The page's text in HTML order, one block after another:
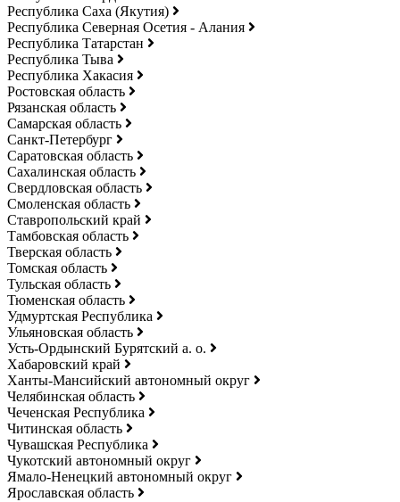
Республика Саха (Якутия)
Республика Северная Осетия - Алания
Республика Татарстан
Республика Тыва
Республика Хакасия
Ростовская область
Рязанская область
Самарская область
Санкт-Петербург
Саратовская область
Сахалинская область
Свердловская область
Смоленская область
Ставропольский край
Тамбовская область
Тверская область
Томская область
Тульская область
Тюменская область
Удмуртская Республика
Ульяновская область
Усть-Ордынский Бурятский а. о.
Хабаровский край
Ханты-Мансийский автономный округ
Челябинская область
Чеченская Республика
Читинская область
Чувашская Республика
Чукотский автономный округ
Ямало-Ненецкий автономный округ
Ярославская область